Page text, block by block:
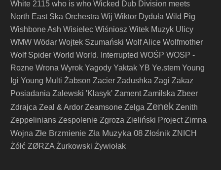
White 2115 who is who Wicked Dub Division meets
North East Ska Orchestra Wij Wiktor Dyduła Wild Pig
Wishbone Ash Wisielec Wiśniosz Witek Muzyk Ulicy
WMW Wödar Wojtek Szumański Wolf Alice Wolfmother
Wolf Spider World World. Interrupted WOŚP WOSP -
Rozne Wrona Wyrok Yagody Yaktak YB Ye.stem Young
Igi Young Multi Żabson Zacier Zadushka Zagi Zakaz
Posiadania Zalewski 'Klasyk' Zament Zamilska Zbeer
Zdrajca Zeal & Ardor Zeamsone Zelga Zenek Zenith
Zeppelinians Zespolenie Zgroza Zieliński Project Zimna
Wojna Złe Brzmienie Zła Muzyka 08 Złośnik ZNICH
Żółć ZØRZA Żurkowski Żywiołak